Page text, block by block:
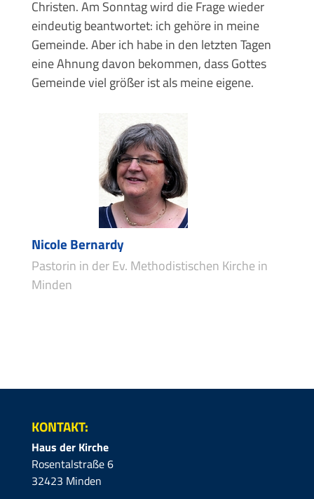
Christen. Am Sonntag wird die Frage wieder
eindeutig beantwortet: ich gehöre in meine
Gemeinde. Aber ich habe in den letzten Tagen
eine Ahnung davon bekommen, dass Gottes
Gemeinde viel größer ist als meine eigene.
Nicole Bernardy
Pastorin in der Ev. Methodistischen Kirche in
Minden
KONTAKT:
Haus der Kirche
Rosentalstraße 6
32423 Minden